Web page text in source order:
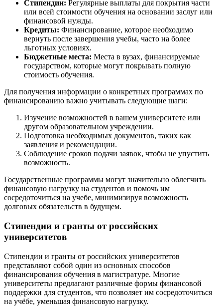
Стипендии: Регулярные выплаты для покрытия части
или всей стоимости обучения на основании заслуг или
финансовой нужды.
Кредиты: Финансирование, которое необходимо
вернуть после завершения учебы, часто на более
льготных условиях.
Бюджетные места: Места в вузах, финансируемые
государством, которые могут покрывать полную
стоимость обучения.
Для получения информации о конкретных программах по
финансированию важно учитывать следующие шаги:
Изучение возможностей в вашем университете или
другом образовательном учреждении.
Подготовка необходимых документов, таких как
заявления и рекомендации.
Соблюдение сроков подачи заявок, чтобы не упустить
возможность.
Государственные программы могут значительно облегчить
финансовую нагрузку на студентов и помочь им
сосредоточиться на учебе, минимизируя возможность
долговых обязательств в будущем.
Стипендии и гранты от российских
университетов
Стипендии и гранты от российских университетов
представляют собой один из основных способов
финансирования обучения в магистратуре. Многие
университеты предлагают различные формы финансовой
поддержки для студентов, что позволяет им сосредоточиться
на учёбе, уменьшая финансовую нагрузку.